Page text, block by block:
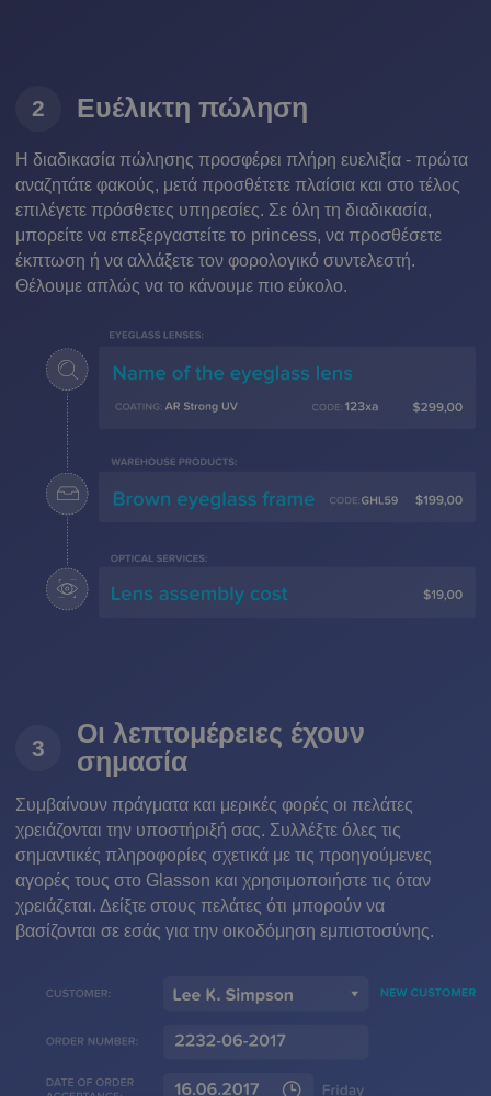
2 Ευέλικτη πώληση
Η διαδικασία πώλησης προσφέρει πλήρη ευελιξία - πρώτα
αναζητάτε φακούς, μετά προσθέτετε πλαίσια και στο τέλος
επιλέγετε πρόσθετες υπηρεσίες. Σε όλη τη διαδικασία,
μπορείτε να επεξεργαστείτε το princess, να προσθέσετε
έκπτωση ή να αλλάξετε τον φορολογικό συντελεστή.
Θέλουμε απλώς να το κάνουμε πιο εύκολο.
3
Οι λεπτομέρειες έχουν
σημασία
Συμβαίνουν πράγματα και μερικές φορές οι πελάτες
χρειάζονται την υποστήριξή σας. Συλλέξτε όλες τις
σημαντικές πληροφορίες σχετικά με τις προηγούμενες
αγορές τους στο Glasson και χρησιμοποιήστε τις όταν
χρειάζεται. Δείξτε στους πελάτες ότι μπορούν να
βασίζονται σε εσάς για την οικοδόμηση εμπιστοσύνης.